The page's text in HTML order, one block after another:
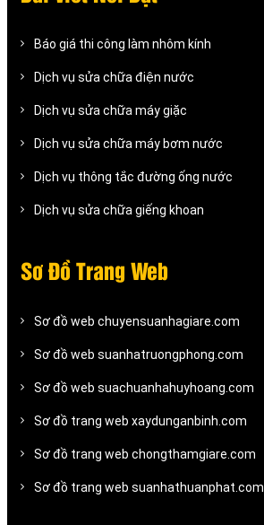
Báo giá thi công làm nhôm kính
Dịch vụ sửa chữa điện nước
Dịch vụ sửa chữa máy giặc
Dịch vụ sửa chữa máy bơm nước
Dịch vụ thông tắc đường ống nước
Dịch vụ sửa chữa giếng khoan
Sơ Đồ Trang Web
Sơ đồ web chuyensuanhagiare.com
Sơ đồ web suanhatruongphong.com
Sơ đồ web suachuanhahuyhoang.com
Sơ đồ trang web xaydunganbinh.com
Sơ đồ trang web chongthamgiare.com
Sơ đồ trang web suanhathuanphat.com